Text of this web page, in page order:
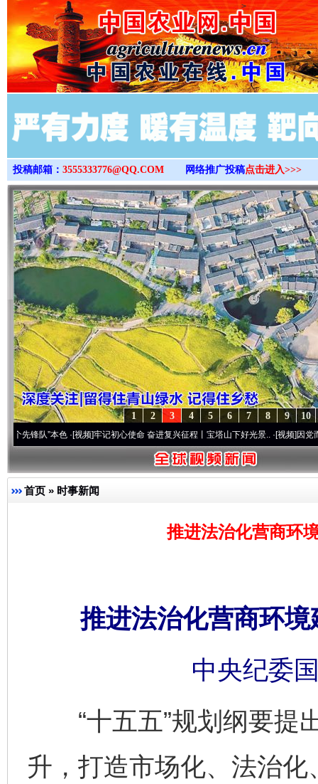
>
投稿邮箱： 3555333776@QQ.COM 网络推广投稿点击进入>>>
10
9
8
7
6
5
4
3
2
1
”本色·[视频]牢记初心使命 奋进复兴征程丨宝塔山下好光景..·[视频]因党而生 为
首页 » 时事新闻
推进法治化营商环
推进法治化营商环
中央纪委
“十五五”规划纲要提
升，打造市场化、法治